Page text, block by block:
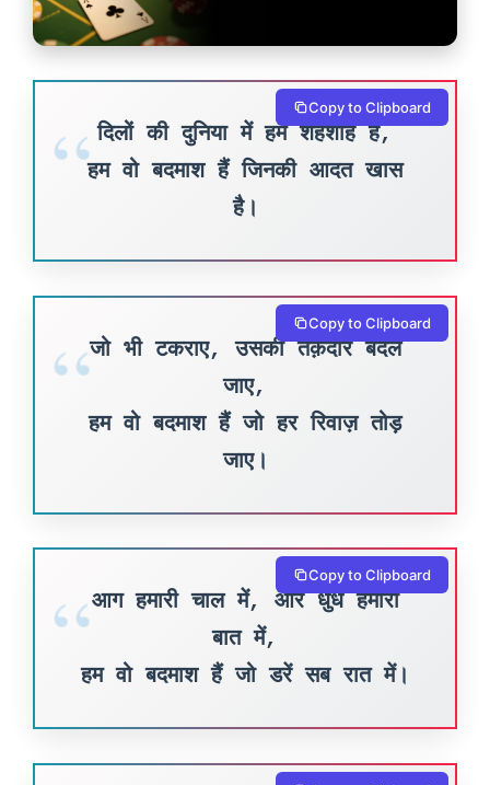
दिलों की दुनिया में हम शहंशाह हैं,
हम वो बदमाश हैं जिनकी आदत खास
है।
Copy to Clipboard
जो भी टकराए, उसकी तक़दीर बदल
जाए,
हम वो बदमाश हैं जो हर रिवाज़ तोड़
जाए।
Copy to Clipboard
आग हमारी चाल में, और धुंध हमारी
बात में,
हम वो बदमाश हैं जो डरें सब रात में।
Copy to Clipboard